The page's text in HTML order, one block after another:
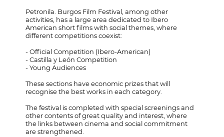
Petronila. Burgos Film Festival, among other
activities, has a large area dedicated to Ibero
American short films with social themes, where
different competitions coexist:
- Official Competition (Ibero-American)
- Castilla y León Competition
- Young Audiences
These sections have economic prizes that will
recognise the best works in each category.
The festival is completed with special screenings and
other contents of great quality and interest, where
the links between cinema and social commitment
are strengthened.